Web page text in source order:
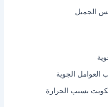
الجميل
العوامل الجوية
بسبب الحرارة